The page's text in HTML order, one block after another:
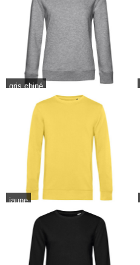
gris chiné
jaune